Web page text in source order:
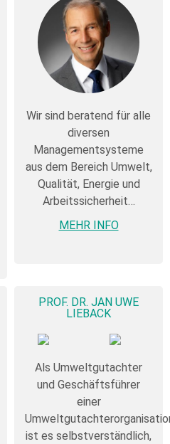
Wir sind beratend für alle
diversen
Managementsysteme
aus dem Bereich Umwelt,
Qualität, Energie und
Arbeitssicherheit…
MEHR INFO
PROF. DR. JAN UWE
LIEBACK
Als Umweltgutachter
und Geschäftsführer
einer
ist es selbstverständlich,